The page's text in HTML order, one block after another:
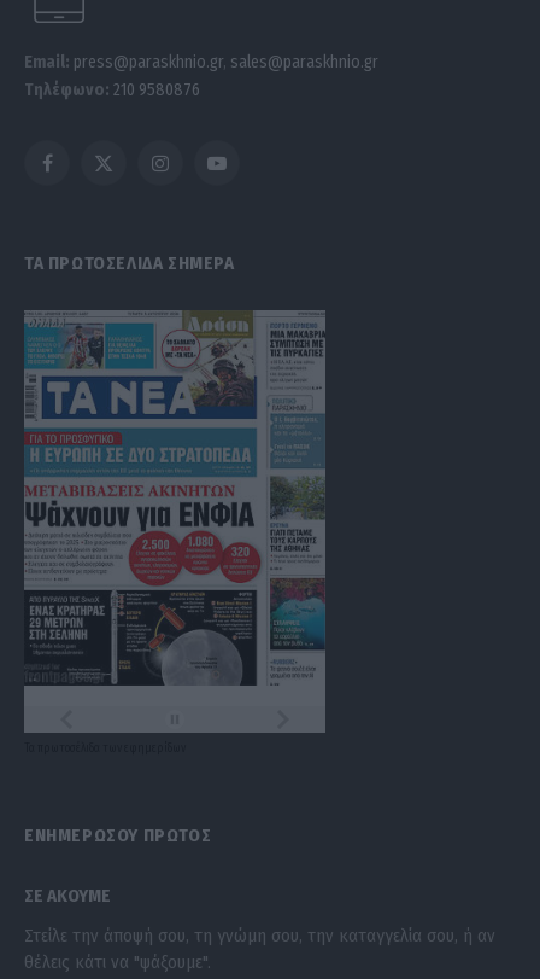
Email: press@paraskhnio.gr, sales@paraskhnio.gr
Τηλέφωνο: 210 9580876
Facebook
X
InstagramYouTube
ΤΑ ΠΡΩΤΟΣΕΛΙΔΑ ΣΗΜΕΡΑ
ΕΝΗΜΕΡΩΣΟΥ ΠΡΩΤΟΣ
ΣΕ ΑΚΟΥΜΕ
Στείλε την άποψή σου, τη γνώμη σου, την καταγγελία σου, ή αν
θέλεις κάτι να "ψάξουμε".